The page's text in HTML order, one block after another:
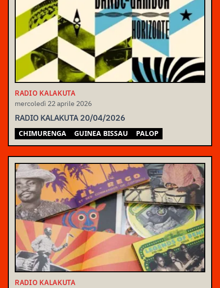
RADIO KALAKUTA
mercoledì 22 aprile 2026
RADIO KALAKUTA 20/04/2026
CHIMURENGA GUINEA BISSAU PALOP
RADIO KALAKUTA